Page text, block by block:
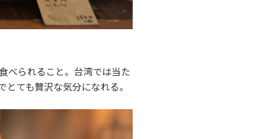
べられること。台湾では当た
ても贅沢な気分になれる。